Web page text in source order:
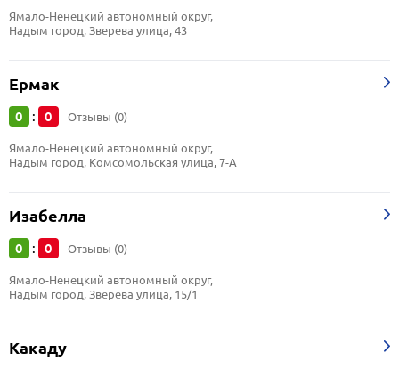
Ямало-Ненецкий автономный округ,
Надым город, Зверева улица, 43
Ермак
0 : 0 Отзывы (0)
Ямало-Ненецкий автономный округ,
Надым город, Комсомольская улица, 7-А
Изабелла
0 : 0 Отзывы (0)
Ямало-Ненецкий автономный округ,
Надым город, Зверева улица, 15/1
Какаду